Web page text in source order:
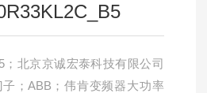
；北京京诚宏泰科技有限公司
；ABB；伟肯变频器大功率